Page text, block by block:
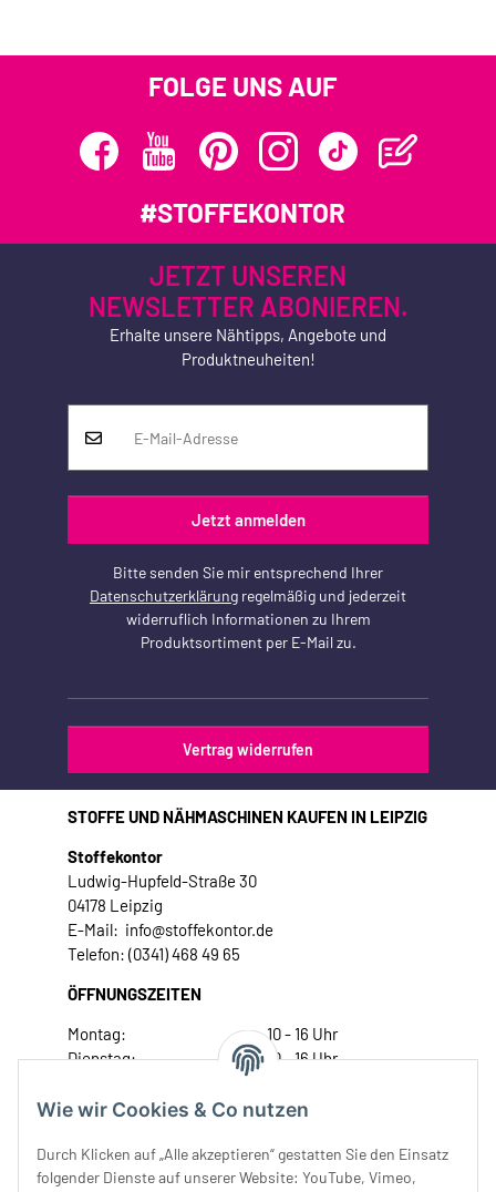
Wie wir Cookies & Co nutzen
Durch Klicken auf „Alle akzeptieren“ gestatten Sie den Einsatz
folgender Dienste auf unserer Website: YouTube, Vimeo,
FOLGE UNS AUF
#STOFFEKONTOR
JETZT UNSEREN
NEWSLETTER ABONIEREN.
Erhalte unsere Nähtipps, Angebote und
Produktneuheiten!
Jetzt anmelden
Bitte senden Sie mir entsprechend Ihrer
Datenschutzerklärung regelmäßig und jederzeit
widerruflich Informationen zu Ihrem
Produktsortiment per E-Mail zu.
Vertrag widerrufen
STOFFE UND NÄHMASCHINEN KAUFEN IN LEIPZIG
Stoffekontor
Ludwig-Hupfeld-Straße 30
04178 Leipzig
E-Mail: info@stoffekontor.de
Telefon: (0341) 468 49 65
ÖFFNUNGSZEITEN
Montag:
10 - 16 Uhr
Dienstag:
10 - 16 Uhr
Donnerstag:
10 - 18 Uhr
Samstag:
10 - 14 Uhr